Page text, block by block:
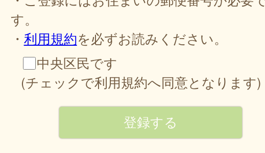
す。
・ 利用規約を必ずお読みください。
中央区民です
(チェックで利用規約へ同意となります)